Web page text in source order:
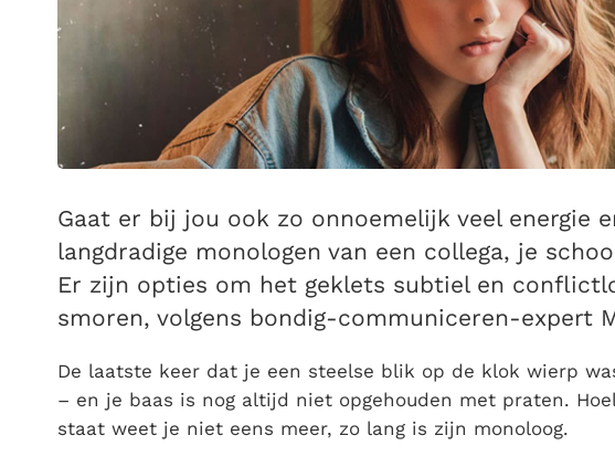
Gaat er bij jou ook zo onnoemelijk veel energie
langdradige monologen van een collega, je
Er zijn opties om het geklets subtiel en
smoren, volgens bondig-communiceren-expert
De laatste keer dat je een steelse blik op de klok wierp
– en je baas is nog altijd niet opgehouden met praten.
staat weet je niet eens meer, zo lang is zijn monoloog.